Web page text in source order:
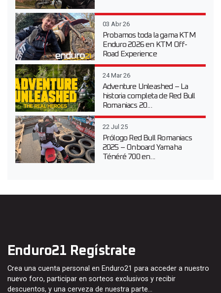
03 Abr 26
Probamos toda la gama KTM
Enduro 2026 en KTM Off-
Road Experience
24 Mar 26
Adventure Unleashed – La
historia completa de Red Bull
Romaniacs 20...
22 Jul 25
Prólogo Red Bull Romaniacs
2025 – Onboard Yamaha
Ténéré 700 en...
Enduro21 Regístrate
Crea una cuenta personal en Enduro21 para acceder a nuestro
nuevo foro, participar en sorteos exclusivos y recibir
descuentos, y una cerveza de nuestra parte…